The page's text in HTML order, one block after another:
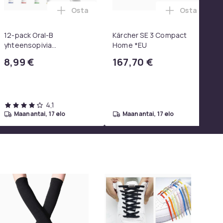
SoundLink Black ostoskoriin
järjestäjä (musta, 28x25x17cm), laukun järjestäjä, jossa
Oneblade Replacement -partahöylän kanssa
12-pack Oral-B
yhteensopivia
8,99 €
Lisää 12-pack Oral-B yhteensopivia
Osta
4,1
maanantai, 17 elo
Kärcher SE 3 Compact
Home *EU
167,70 €
Lisää
Osta
maanantai, 17 elo